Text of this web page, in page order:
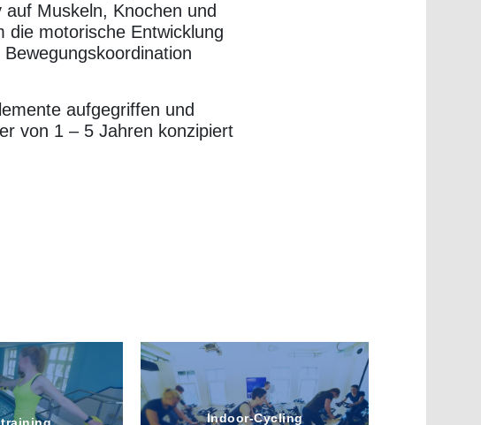
auf Muskeln, Knochen und
die motorische Entwicklung
aufgegriffen und
von 1 – 5 Jahren konzipiert
Indoor-Cycling